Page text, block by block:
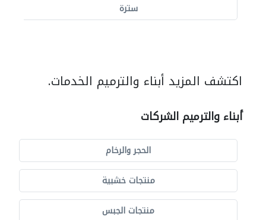
سترة
اكتشف المزيد أبناء والترميم الخدمات.
أبناء والترميم الشركات
الحجر والرخام
منتجات خشبية
منتجات الجبس